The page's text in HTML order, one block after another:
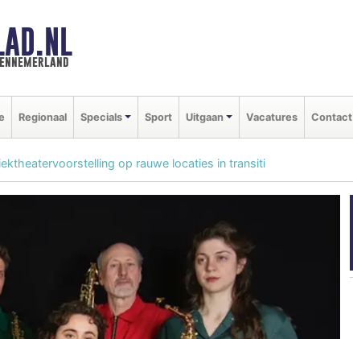
Regionaal Specials Sport Uitgaan Vacatures Contact
op rauwe locaties in transiti